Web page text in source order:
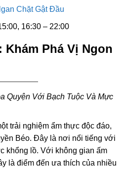
Chặt Gật Đầu
16:30 – 22:00
Khám Phá Vị Ngon
Quyện Với Bạch Tuộc Và Mực
trải nghiệm ẩm thực độc đáo,
Béo. Đây là nơi nổi tiếng với
khổng lồ. Với không gian ấm
là điểm đến ưa thích của nhiều